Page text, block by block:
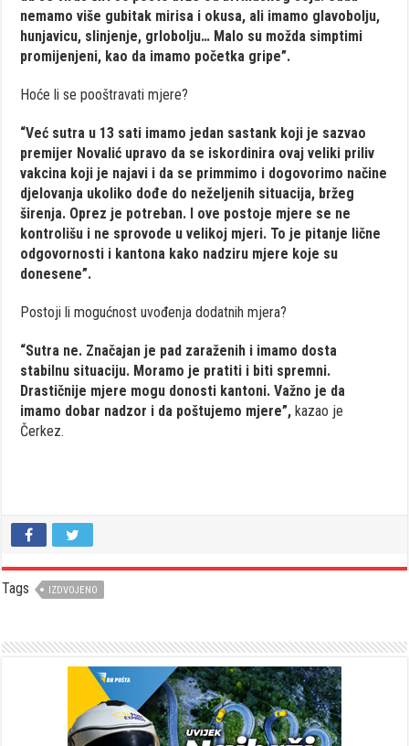
nemamo više gubitak mirisa i okusa, ali imamo glavobolju,
hunjavicu, slinjenje, grlobolju… Malo su možda simptimi
promijenjeni, kao da imamo početka gripe”.
Hoće li se pooštravati mjere?
“Već sutra u 13 sati imamo jedan sastank koji je sazvao
premijer Novalić upravo da se iskordinira ovaj veliki priliv
vakcina koji je najavi i da se primmimo i dogovorimo načine
djelovanja ukoliko dođe do neželjenih situacija, bržeg
širenja. Oprez je potreban. I ove postoje mjere se ne
kontrolišu i ne sprovode u velikoj mjeri. To je pitanje lične
odgovornosti i kantona kako nadziru mjere koje su
donesene”.
Postoji li mogućnost uvođenja dodatnih mjera?
“Sutra ne. Značajan je pad zaraženih i imamo dosta
stabilnu situaciju. Moramo je pratiti i biti spremni.
Drastičnije mjere mogu donosti kantoni. Važno je da
imamo dobar nadzor i da poštujemo mjere”, kazao je
Čerkez.
Tags IZDVOJENO